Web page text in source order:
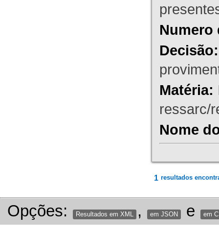
Numero
Decisão:
Matéria:
ressarc/
Nome
1 resultados
Opções: Resultados em XML , em JSON e em